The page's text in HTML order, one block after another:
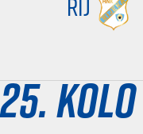
25. kolo